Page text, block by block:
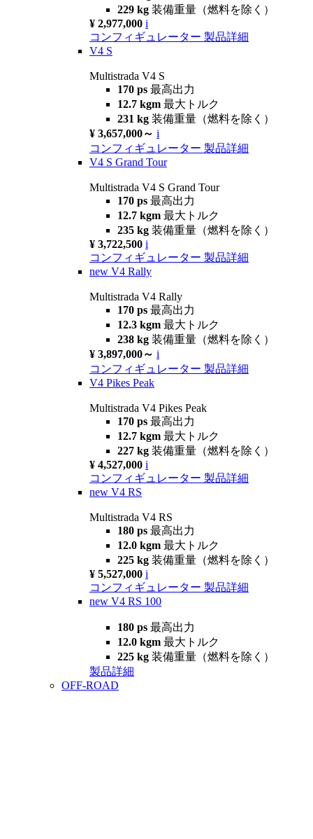
229 kg 装備重量（燃料を除く）
¥ 2,977,000 i
コンフィギュレーター 製品詳細
V4 S
Multistrada V4 S
170 ps 最高出力
12.7 kgm 最大トルク
231 kg 装備重量（燃料を除く）
¥ 3,657,000～ i
コンフィギュレーター 製品詳細
V4 S Grand Tour
Multistrada V4 S Grand Tour
170 ps 最高出力
12.7 kgm 最大トルク
235 kg 装備重量（燃料を除く）
¥ 3,722,500 i
コンフィギュレーター 製品詳細
new V4 Rally
Multistrada V4 Rally
170 ps 最高出力
12.3 kgm 最大トルク
238 kg 装備重量（燃料を除く）
¥ 3,897,000～ i
コンフィギュレーター 製品詳細
V4 Pikes Peak
Multistrada V4 Pikes Peak
170 ps 最高出力
12.7 kgm 最大トルク
227 kg 装備重量（燃料を除く）
¥ 4,527,000 i
コンフィギュレーター 製品詳細
new V4 RS
Multistrada V4 RS
180 ps 最高出力
12.0 kgm 最大トルク
225 kg 装備重量（燃料を除く）
¥ 5,527,000 i
コンフィギュレーター 製品詳細
new V4 RS 100
180 ps 最高出力
12.0 kgm 最大トルク
225 kg 装備重量（燃料を除く）
製品詳細
OFF-ROAD